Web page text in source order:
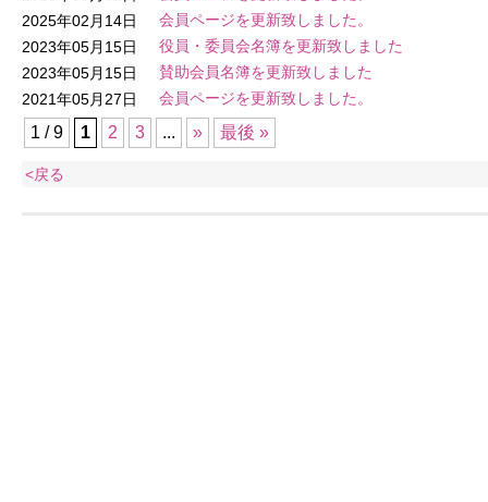
2025年02月14日
会員ページを更新致しました。
2023年05月15日
役員・委員会名簿を更新致しました
2023年05月15日
賛助会員名簿を更新致しました
2021年05月27日
会員ページを更新致しました。
1 / 9 1 2 3 ... » 最後 »
<戻る